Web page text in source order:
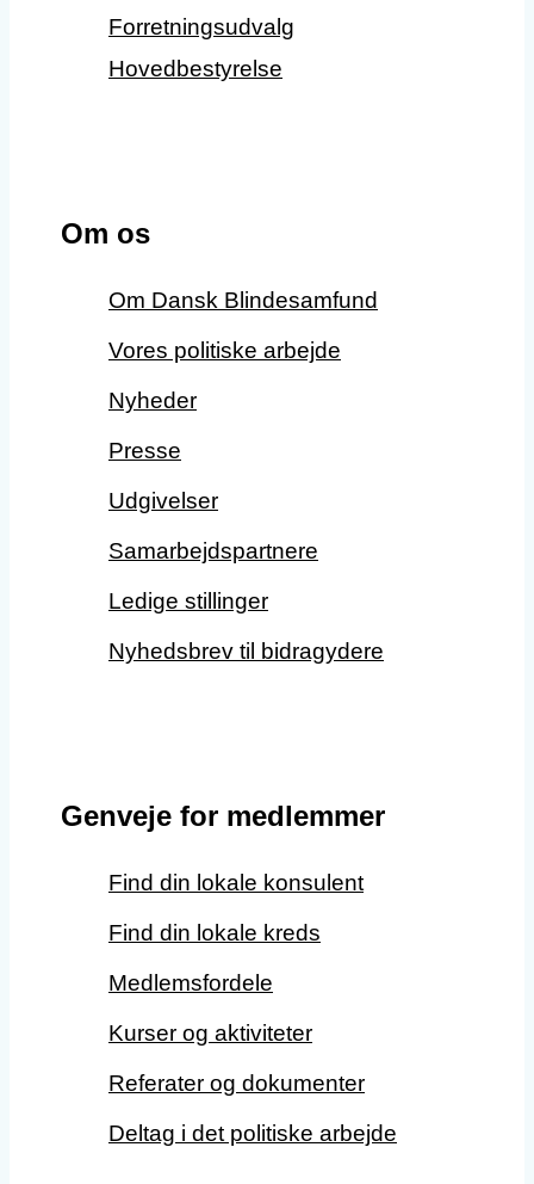
Forretningsudvalg
Hovedbestyrelse
Om os
Om Dansk Blindesamfund
Vores politiske arbejde
Nyheder
Presse
Udgivelser
Samarbejdspartnere
Ledige stillinger
Nyhedsbrev til bidragydere
Genveje for medlemmer
Find din lokale konsulent
Find din lokale kreds
Medlemsfordele
Kurser og aktiviteter
Referater og dokumenter
Deltag i det politiske arbejde